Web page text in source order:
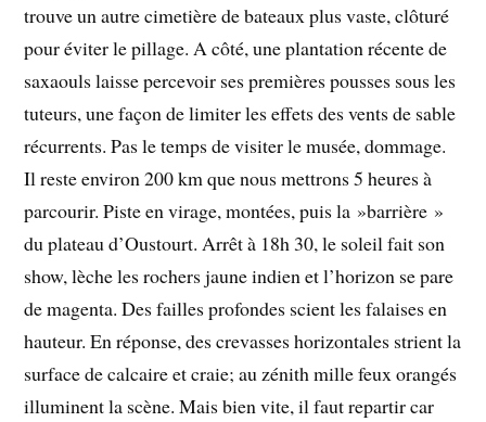
trouve un autre cimetière de bateaux plus vaste, clôturé
pour éviter le pillage. A côté, une plantation récente de
saxaouls laisse percevoir ses premières pousses sous les
tuteurs, une façon de limiter les effets des vents de sable
récurrents. Pas le temps de visiter le musée, dommage.
Il reste environ 200 km que nous mettrons 5 heures à
parcourir. Piste en virage, montées, puis la »barrière »
du plateau d’Oustourt. Arrêt à 18h 30, le soleil fait son
show, lèche les rochers jaune indien et l’horizon se pare
de magenta. Des failles profondes scient les falaises en
hauteur. En réponse, des crevasses horizontales strient la
surface de calcaire et craie; au zénith mille feux orangés
illuminent la scène. Mais bien vite, il faut repartir car